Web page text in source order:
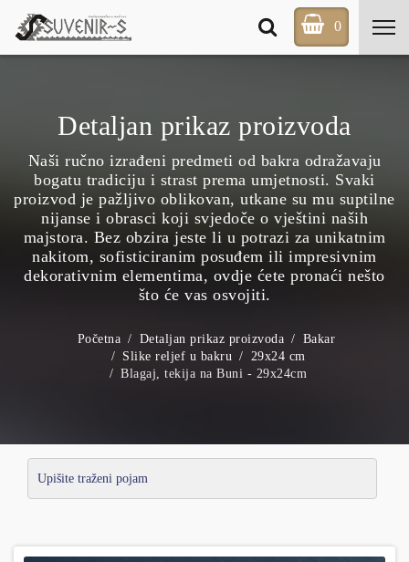
0
Detaljan prikaz proizvoda
Naši ručno izrađeni predmeti od bakra odražavaju
bogatu tradiciju i strast prema umjetnosti. Svaki
proizvod je pažljivo oblikovan, utkane su mu suptilne
nijanse i obrasci koji svjedoče o vještini naših
majstora. Bez obzira jeste li u potrazi za unikatnim
nakitom, sofisticiranim posuđem ili impresivnim
dekorativnim elementima, ovdje ćete pronaći nešto
što će vas osvojiti.
Početna Detaljan prikaz proizvoda
Bakar
Slike reljef u bakru
29x24 cm
Blagaj, tekija na Buni - 29x24cm